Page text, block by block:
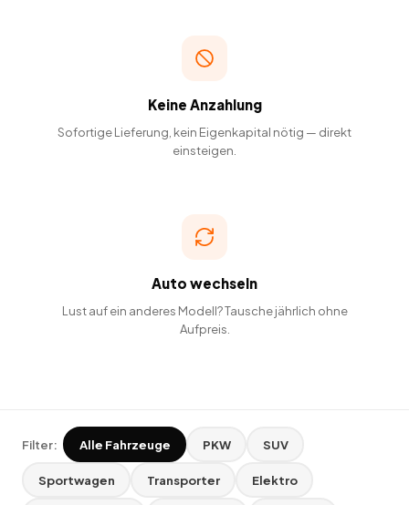
Keine Anzahlung
Sofortige Lieferung, kein Eigenkapital nötig — direkt
einsteigen.
Auto wechseln
Lust auf ein anderes Modell? Tausche jährlich ohne
Aufpreis.
Filter: Alle Fahrzeuge PKW SUV
Sportwagen Transporter Elektro